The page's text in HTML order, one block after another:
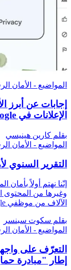
المواضيع - الأمان
إجابات عن
الإعلانات في Google
بقلم كارين هينيسي
المواضيع - الأمان
التقرير السنوي
إنّنا نهتم أولاً بأمان
وغيرها من المحتوى
الآلاف من موظفي Google على مدار الساع…
بقلم سكوت سبنسر
المواضيع - الأمان
إطار "مبادرة